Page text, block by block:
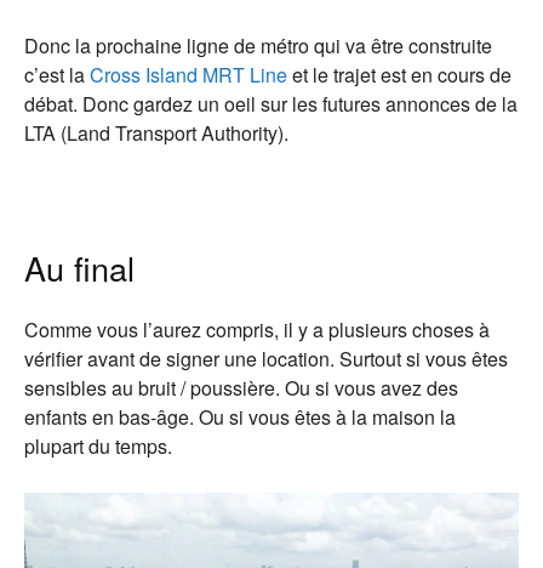
Donc la prochaine ligne de métro qui va être construite
c’est laCross Island MRT Lineet le trajet est en cours de
débat. Donc gardez un oeil sur les futures annonces de la
LTA (Land Transport Authority).
Au final
Comme vous l’aurez compris, il y a plusieurs choses à
vérifier avant de signer une location. Surtout si vous êtes
sensibles au bruit / poussière. Ou si vous avez des
enfants en bas-âge. Ou si vous êtes à la maison la
plupart du temps.